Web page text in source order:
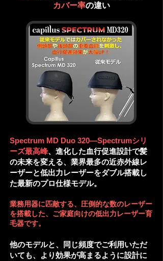
カバー率の違い
Spectrum MD Duo 320—Spectrumシリ
ーズ最高峰、進化した血行促進設計で髪
の未来を変える、業界最多の近赤外線レ
ーザーと低出力レーザーをダブル搭載し
た最新のプロ仕様モデル。
業務用器に匹敵する、圧倒的な数のレーザー
を搭載した、ご家庭向けの低出力レーザー育
毛器です。
他のモデルと、同じ頻度でご利用いただ
いても、より効果が高まるように設計に